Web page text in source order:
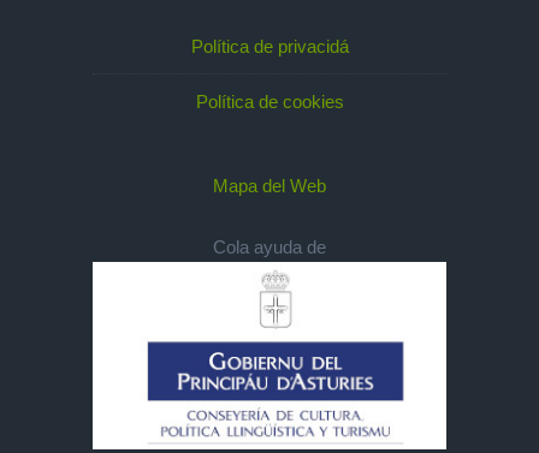
Política de privacidá
Política de cookies
Mapa del Web
Cola ayuda de